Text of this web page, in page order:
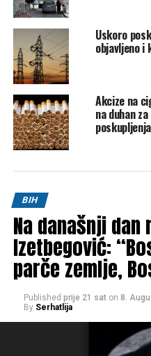
Uskoro
objavljeno i
Akcize na
na duhan
poskupljenja
BIH
Na današnji dan
Izetbegović:
parče zemlje,
Published prije 21 sat on 8.
By Serhatlija